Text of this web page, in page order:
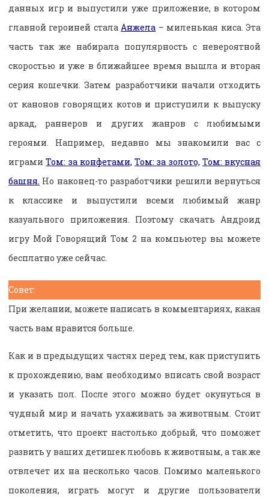
данных игр и выпустили уже приложение, в котором
главной героиней сталаАнжела – миленькая киса. Эта
часть так же набирала популярность с невероятной
скоростью и уже в ближайшее время вышла и вторая
серия кошечки. Затем разработчики начали отходить
от канонов говорящих котов и приступили к выпуску
аркад, раннеров и других жанров с любимыми
героями. Например, недавно мы знакомили вас с
играмиТом: за конфетами, Том: за золото, Том: вкусная
башня. Но наконец-то разработчики решили вернуться
к классике и выпустили всеми любимый жанр
казуального приложения. Поэтому скачать Андроид
игру Мой Говорящий Том 2 на компьютер вы можете
бесплатно уже сейчас.
Совет:
При желании, можете написать в комментариях, какая
часть вам нравится больше.
Как и в предыдущих частях перед тем, как приступить
к прохождению, вам необходимо вписать свой возраст
и указать пол. После этого можно будет окунуться в
чудный мир и начать ухаживать за животным. Стоит
отметить, что проект настолько добрый, что поможет
развить у ваших детишек любовь к животным, а так же
отвлечет их на несколько часов. Помимо маленького
поколения, играть могут и другие пользователи